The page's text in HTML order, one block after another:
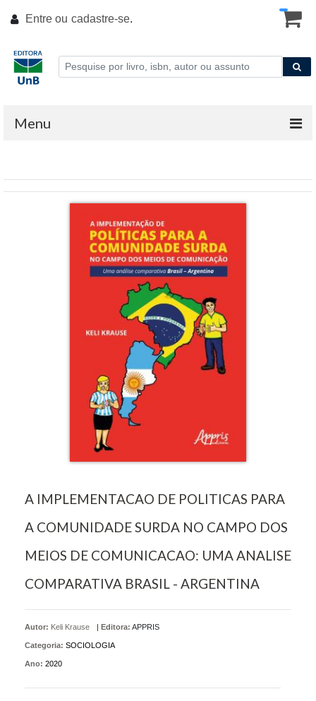
Entre ou cadastre-se.
Menu
A IMPLEMENTACAO DE POLITICAS PARA
A COMUNIDADE SURDA NO CAMPO DOS
MEIOS DE COMUNICACAO: UMA ANALISE
COMPARATIVA BRASIL - ARGENTINA
Autor: Keli Krause | Editora: APPRIS
Categoria: SOCIOLOGIA
Ano: 2020